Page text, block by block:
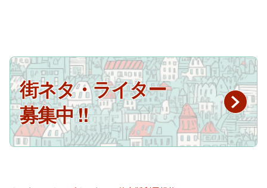
街ネタ・ライター
募集中 !!